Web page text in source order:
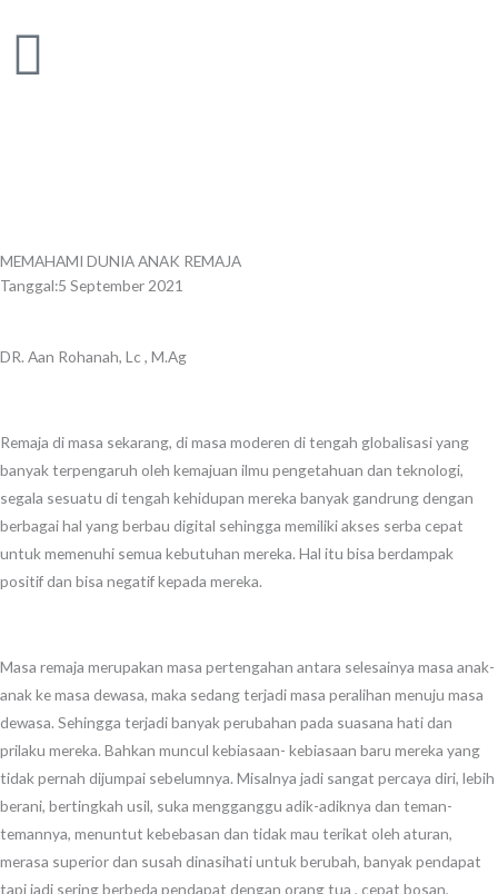
content
MEMAHAMI DUNIA ANAK REMAJA
Tanggal:5 September 2021
DR. Aan Rohanah, Lc , M.Ag
Remaja di masa sekarang, di masa moderen di tengah globalisasi yang
banyak terpengaruh oleh kemajuan ilmu pengetahuan dan teknologi,
segala sesuatu di tengah kehidupan mereka banyak gandrung dengan
berbagai hal yang berbau digital sehingga memiliki akses serba cepat
untuk memenuhi semua kebutuhan mereka. Hal itu bisa berdampak
positif dan bisa negatif kepada mereka.
Masa remaja merupakan masa pertengahan antara selesainya masa anak-
anak ke masa dewasa, maka sedang terjadi masa peralihan menuju masa
dewasa. Sehingga terjadi banyak perubahan pada suasana hati dan
prilaku mereka. Bahkan muncul kebiasaan- kebiasaan baru mereka yang
tidak pernah dijumpai sebelumnya. Misalnya jadi sangat percaya diri, lebih
berani, bertingkah usil, suka mengganggu adik-adiknya dan teman-
temannya, menuntut kebebasan dan tidak mau terikat oleh aturan,
merasa superior dan susah dinasihati untuk berubah, banyak pendapat
tapi jadi sering berbeda pendapat dengan orang tua , cepat bosan,